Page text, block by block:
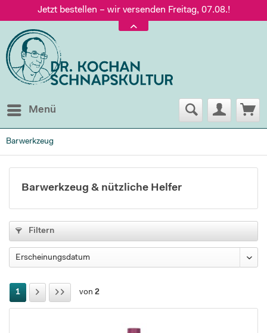
Jetzt bestellen – wir versenden Freitag, 07.08.!
Versand nur 5,60 €, gratis ab 95 € Warenwert
Jetzt bestellen – wir versenden Freitag, 07.08.!
Menü
Barwerkzeug
Barwerkzeug & nützliche Helfer
Filtern
1 von 2